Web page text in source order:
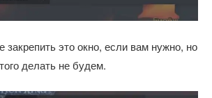
закрепить это окно, если вам нужно, но
делать не будем.